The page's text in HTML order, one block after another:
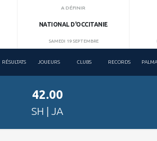
A DÉFINIR
NATIONAL D'OCCITANIE
SAMEDI 19 SEPTEMBRE
RÉSULTATS JOUEURS CLUBS RECORDS
42.00
SH | JA